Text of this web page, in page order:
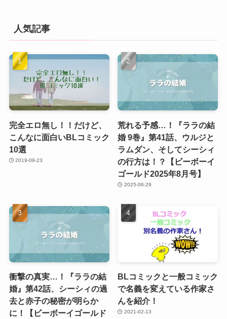
人気記事
完全エロ無し！！だけど、
こんなに面白いBLコミック
10選
2019-09-23
荒れる予感…！『ララの結
婚 9巻』第41話、ウルジと
ラムダン、そしてシーシィ
の行方は！？【ビーボーイ
ゴールド2025年8月号】
2025-06-29
衝撃の真実…！『ララの結
婚』第42話、シーシィの過
去と赤子の秘密が明らか
に！【ビーボーイゴールド
BLコミックと一般コミック
で名義を変えている作家さ
んを紹介！
2021-02-13